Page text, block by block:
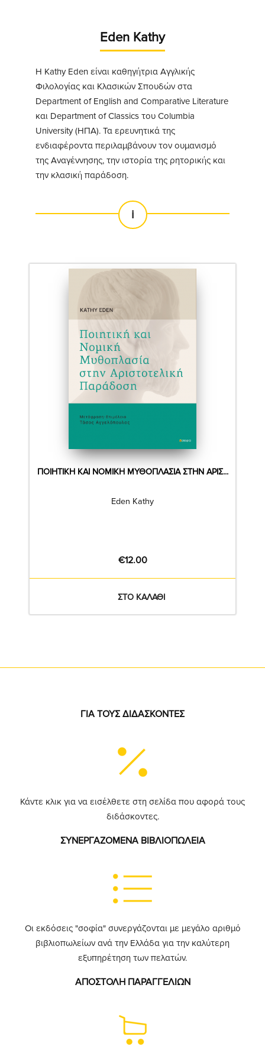
Eden Kathy
Η Kathy Eden είναι καθηγήτρια Αγγλικής
Φιλολογίας και Κλασικών Σπουδών στα
Department of English and Comparative Literature
και Department of Classics του Columbia
University (ΗΠΑ). Τα ερευνητικά της
ενδιαφέροντα περιλαμβάνουν τον ουμανισμό
της Αναγέννησης, την ιστορία της ρητορικής και
την κλασική παράδοση.
i
ΠΟΙΗΤΙΚΉ ΚΑΙ ΝΟΜΙΚΉ ΜΥΘΟΠΛΑΣΊΑ ΣΤΗΝ ΑΡΙΣ...
Eden Kathy
€12.00
ΓΙΑ ΤΟΥΣ ΔΙΔΑΣΚΟΝΤΕΣ
Κάντε κλικ για να εισέλθετε στη σελίδα που αφορά τους
διδάσκοντες.
ΣΥΝΕΡΓΑΖΟΜΕΝΑ ΒΙΒΛΙΟΠΩΛΕΙΑ
Οι εκδόσεις "σοφία" συνεργάζονται με μεγάλο αριθμό
βιβλιοπωλείων ανά την Ελλάδα για την καλύτερη
εξυπηρέτηση των πελατών.
ΑΠΟΣΤΟΛΗ ΠΑΡΑΓΓΕΛΙΩΝ